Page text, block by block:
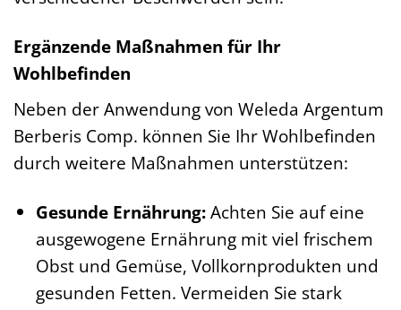
Ergänzende Maßnahmen für Ihr
Wohlbefinden
Neben der Anwendung von Weleda Argentum
Berberis Comp. können Sie Ihr Wohlbefinden
durch weitere Maßnahmen unterstützen:
Gesunde Ernährung:Achten Sie auf eine
ausgewogene Ernährung mit viel frischem
Obst und Gemüse, Vollkornprodukten und
gesunden Fetten. Vermeiden Sie stark